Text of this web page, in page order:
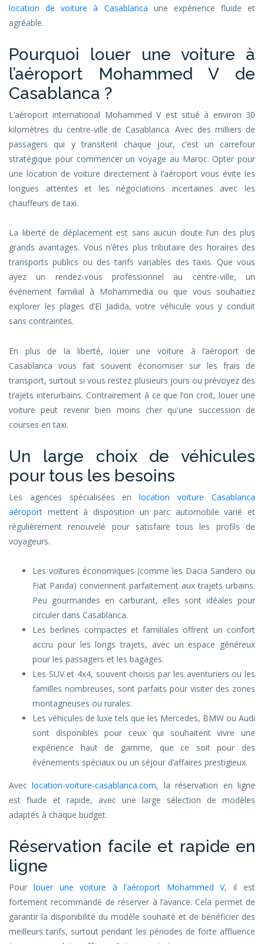
location de voiture à Casablanca une expérience fluide et
agréable.
Pourquoi louer une voiture à
l’aéroport Mohammed V de
Casablanca ?
L’aéroport international Mohammed V est situé à environ 30
kilomètres du centre-ville de Casablanca. Avec des milliers de
passagers qui y transitent chaque jour, c’est un carrefour
stratégique pour commencer un voyage au Maroc. Opter pour
une location de voiture directement à l’aéroport vous évite les
longues attentes et les négociations incertaines avec les
chauffeurs de taxi.
La liberté de déplacement est sans aucun doute l’un des plus
grands avantages. Vous n’êtes plus tributaire des horaires des
transports publics ou des tarifs variables des taxis. Que vous
ayez un rendez-vous professionnel au centre-ville, un
événement familial à Mohammedia ou que vous souhaitiez
explorer les plages d’El Jadida, votre véhicule vous y conduit
sans contraintes.
En plus de la liberté, louer une voiture à l’aéroport de
Casablanca vous fait souvent économiser sur les frais de
transport, surtout si vous restez plusieurs jours ou prévoyez des
trajets interurbains. Contrairement à ce que l’on croit, louer une
voiture peut revenir bien moins cher qu'une succession de
courses en taxi.
Un large choix de véhicules
pour tous les besoins
Les agences spécialisées enlocation voiture Casablanca
aéroport mettent à disposition un parc automobile varié et
régulièrement renouvelé pour satisfaire tous les profils de
voyageurs.
Les voitures économiques (comme les Dacia Sandero ou
Fiat Panda) conviennent parfaitement aux trajets urbains.
Peu gourmandes en carburant, elles sont idéales pour
circuler dans Casablanca.
Les berlines compactes et familiales offrent un confort
accru pour les longs trajets, avec un espace généreux
pour les passagers et les bagages.
Les SUV et 4x4, souvent choisis par les aventuriers ou les
familles nombreuses, sont parfaits pour visiter des zones
montagneuses ou rurales.
Les véhicules de luxe tels que les Mercedes, BMW ou Audi
sont disponibles pour ceux qui souhaitent vivre une
expérience haut de gamme, que ce soit pour des
événements spéciaux ou un séjour d’affaires prestigieux.
Aveclocation-voiture-casablanca.com, la réservation en ligne
est fluide et rapide, avec une large sélection de modèles
adaptés à chaque budget.
Réservation facile et rapide en
ligne
Pour louer une voiture à l’aéroport Mohammed V, il est
fortement recommandé de réserver à l’avance. Cela permet de
garantir la disponibilité du modèle souhaité et de bénéficier des
meilleurs tarifs, surtout pendant les périodes de forte affluence